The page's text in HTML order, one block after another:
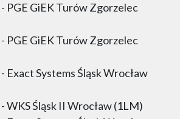
- PGE GiEK Turów Zgorzelec
- PGE GiEK Turów Zgorzelec
- Exact Systems Śląsk Wrocław
- WKS Śląsk II Wrocław (1LM)